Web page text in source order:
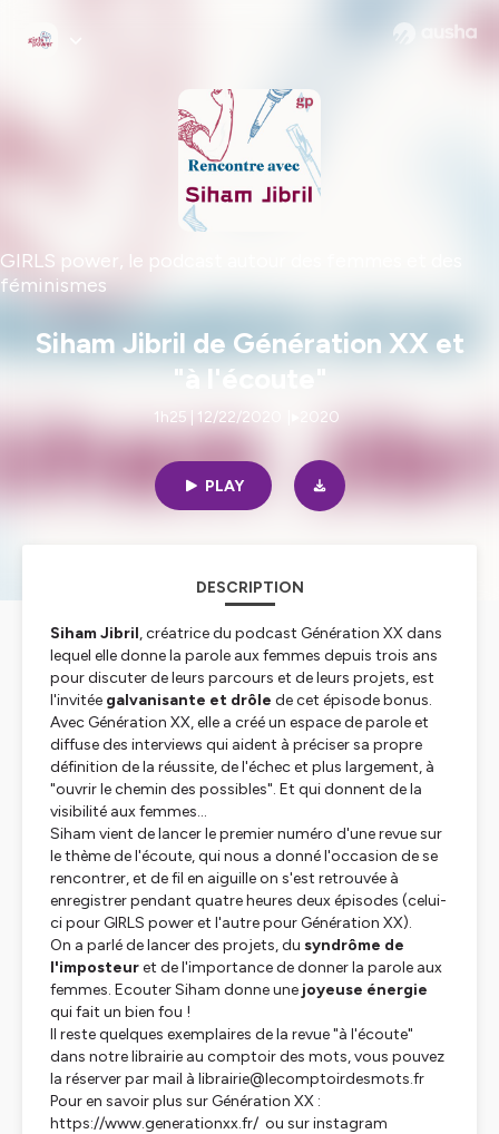
GIRLS power, le podcast autour des femmes et des
féminismes
Siham Jibril de Génération XX et
"à l'écoute"
1h25 | 12/22/2020 2020
PLAY
DESCRIPTION
Siham Jibril, créatrice du podcast Génération XX dans
lequel elle donne la parole aux femmes depuis trois ans
pour discuter de leurs parcours et de leurs projets, est
l'invitée galvanisante et drôle de cet épisode bonus.
Avec Génération XX, elle a créé un espace de parole et
diffuse des interviews qui aident à préciser sa propre
définition de la réussite, de l'échec et plus largement, à
"ouvrir le chemin des possibles". Et qui donnent de la
visibilité aux femmes...
Siham vient de lancer le premier numéro d'une revue sur
le thème de l'écoute, qui nous a donné l'occasion de se
rencontrer, et de fil en aiguille on s'est retrouvée à
enregistrer pendant quatre heures deux épisodes (celui-
ci pour GIRLS power et l'autre pour Génération XX).
On a parlé de lancer des projets, du syndrôme de
l'imposteuret de l'importance de donner la parole aux
femmes. Ecouter Siham donne une joyeuse énergie
qui fait un bien fou !
Il reste quelques exemplaires de la revue "à l'écoute"
dans notre librairie au comptoir des mots, vous pouvez
la réserver par mail à librairie@lecomptoirdesmots.fr
Pour en savoir plus sur Génération XX :
https://www.generationxx.fr/ ou sur instagram